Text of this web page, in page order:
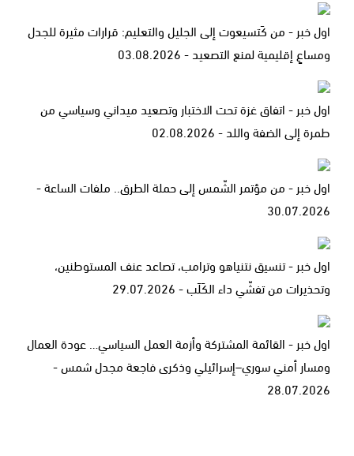
اول خبر - من كَتسيعوت إلى الجليل والتعليم: قرارات مثيرة للجدل
ومساعٍ إقليمية لمنع التصعيد - 03.08.2026
اول خبر - اتفاق غزة تحت الاختبار وتصعيد ميداني وسياسي من
طمرة إلى الضفة واللد - 02.08.2026
اول خبر - من مؤتمر الشّمس إلى حملة الطرق.. ملفات الساعة -
30.07.2026
اول خبر - تنسيق نتنياهو وترامب، تصاعد عنف المستوطنين،
وتحذيرات من تفشّي داء الكَلَب - 29.07.2026
اول خبر - القائمة المشتركة وأزمة العمل السياسي… عودة العمال
ومسار أمني سوري–إسرائيلي وذكرى فاجعة مجدل شمس -
28.07.2026